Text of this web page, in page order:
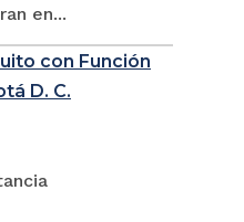
en...
con Función
D. C.